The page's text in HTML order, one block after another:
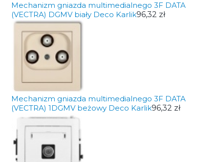
Mechanizm gniazda multimedialnego 3F DATA
(VECTRA) DGMV biały Deco Karlik96,32 zł
Mechanizm gniazda multimedialnego 3F DATA
(VECTRA) 1DGMV beżowy Deco Karlik96,32 zł